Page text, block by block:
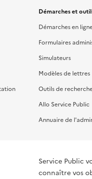
Démarches et
Démarches en
Formulaires
Simulateurs
Modèles de lettres
Outils de
Allo Service Public
Annuaire de
Service Public
connaître vos